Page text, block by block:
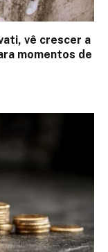
vê crescer a
momentos de